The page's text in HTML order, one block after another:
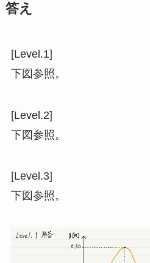
答え
[Level.1]
下図参照。
[Level.2]
下図参照。
[Level.3]
下図参照。